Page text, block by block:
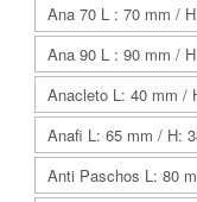
Ana 70 L : 70 mm /
Ana 90 L : 90 mm /
Anacleto L: 40 mm /
Anafi L: 65 mm / H:
Anti Paschos L: 80